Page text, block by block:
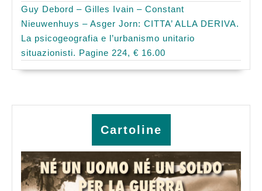
Guy Debord – Gilles Ivain – Constant
Nieuwenhuys – Asger Jorn: CITTA’ ALLA DERIVA.
La psicogeografia e l’urbanismo unitario
situazionisti. Pagine 224, € 16.00
Cartoline